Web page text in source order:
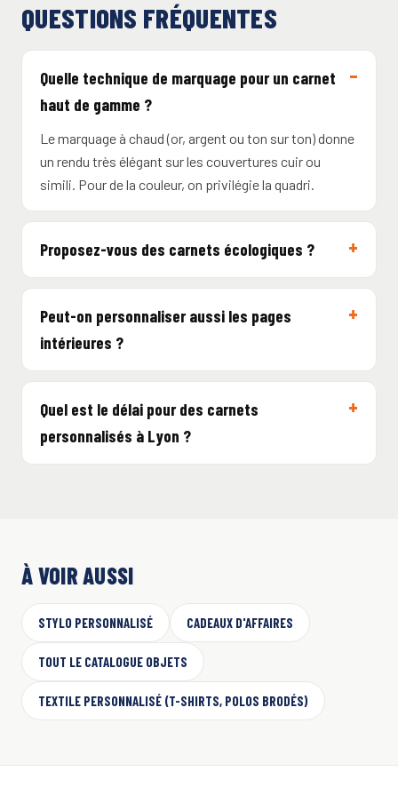
QUESTIONS FRÉQUENTES
Quelle technique de marquage pour un carnet
haut de gamme ?
Le marquage à chaud (or, argent ou ton sur ton) donne
un rendu très élégant sur les couvertures cuir ou
simili. Pour de la couleur, on privilégie la quadri.
Proposez-vous des carnets écologiques ?
Peut-on personnaliser aussi les pages
intérieures ?
Quel est le délai pour des carnets
personnalisés à Lyon ?
À VOIR AUSSI
STYLO PERSONNALISÉ CADEAUX D'AFFAIRES
TOUT LE CATALOGUE OBJETS
TEXTILE PERSONNALISÉ (T-SHIRTS, POLOS BRODÉS)